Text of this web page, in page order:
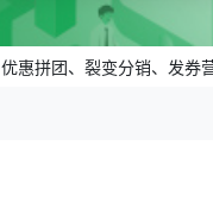
优惠拼团、裂变分销、发券